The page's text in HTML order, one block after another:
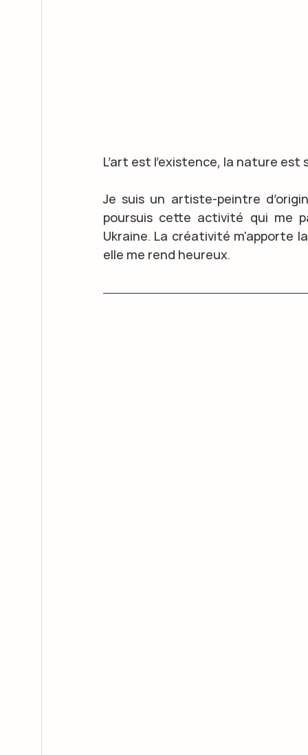
L’art est l'existence, la nature est
Je suis un artiste-peintre
poursuis cette activité qui me
Ukraine. La créativité m'apporte
elle me rend heureux.